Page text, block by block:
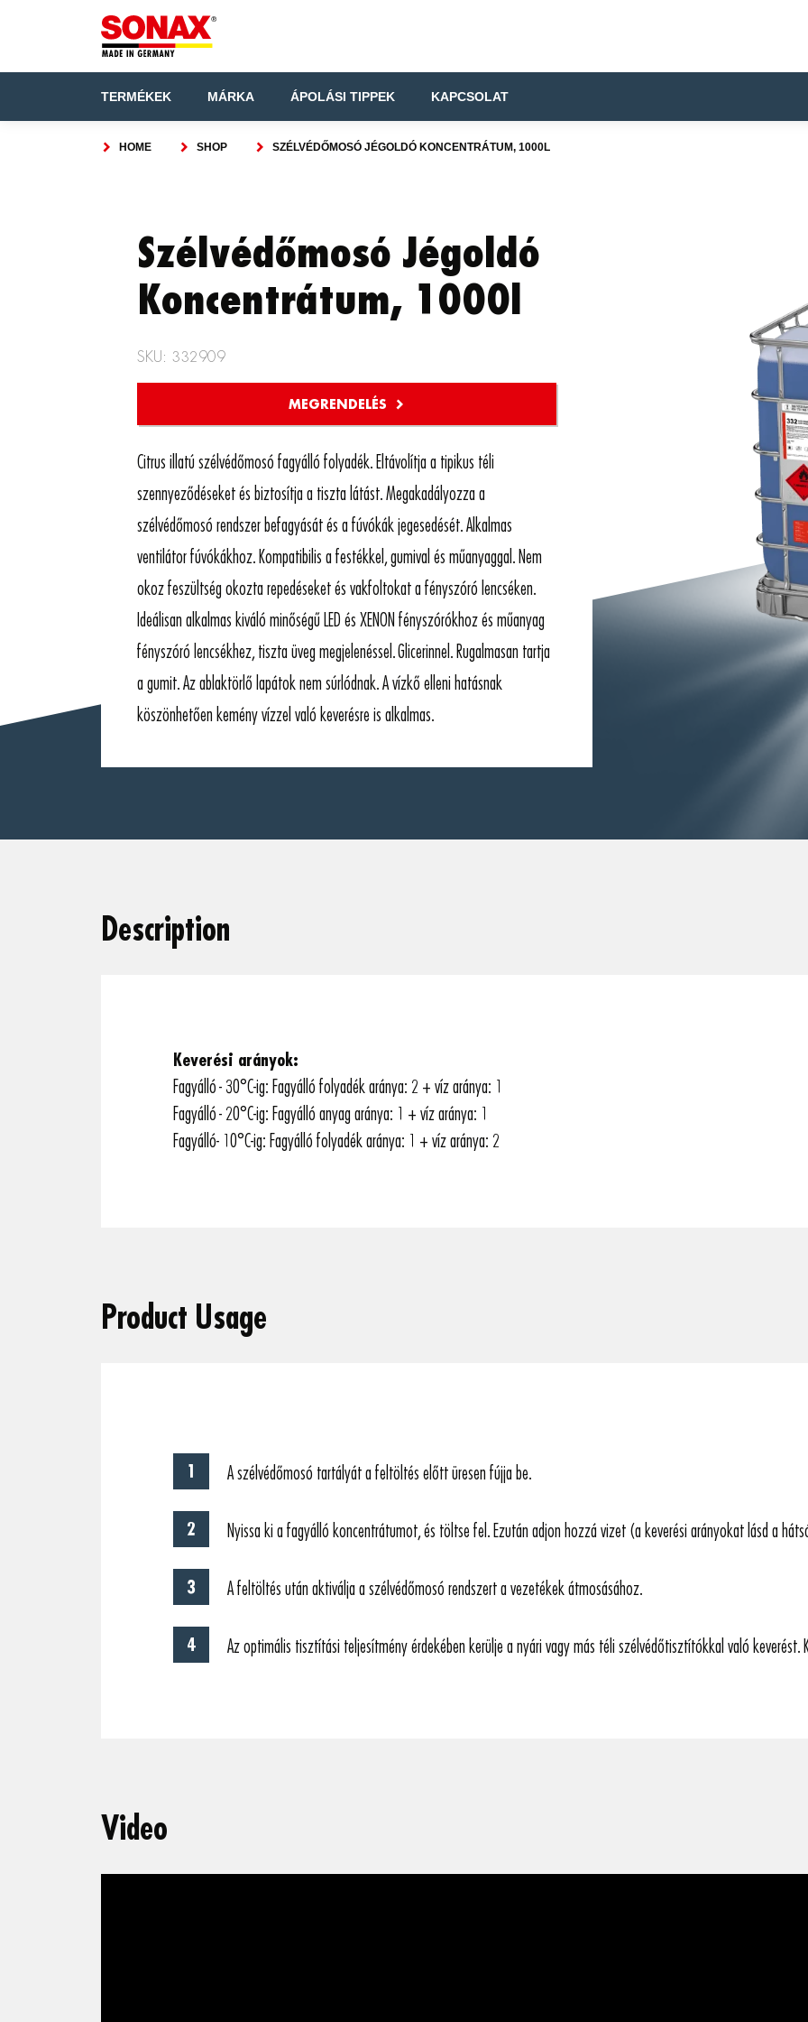
TERMÉKEK MÁRKA ÁPOLÁSI TIPPEK KAPCSOLAT
HOME SHOP SZÉLVÉDŐMOSÓ JÉGOLDÓ KONCENTRÁTUM, 1000L
Szélvédőmosó Jégoldó
Koncentrátum, 1000l
SKU: 332909
Citrus illatú szélvédőmosó fagyálló folyadék. Eltávolítja a tipikus téli
szennyeződéseket és biztosítja a tiszta látást. Megakadályozza a
szélvédőmosó rendszer befagyását és a fúvókák jegesedését. Alkalmas
ventilátor fúvókákhoz. Kompatibilis a festékkel, gumival és műanyaggal. Nem
okoz feszültség okozta repedéseket és vakfoltokat a fényszóró lencséken.
Ideálisan alkalmas kiváló minőségű LED és XENON fényszórókhoz és műanyag
fényszóró lencsékhez, tiszta üveg megjelenéssel. Glicerinnel. Rugalmasan tartja
a gumit. Az ablaktörlő lapátok nem súrlódnak. A vízkő elleni hatásnak
köszönhetően kemény vízzel való keverésre is alkalmas.
Description
Keverési arányok:
Fagyálló - 30°C-ig: Fagyálló folyadék aránya: 2 + víz aránya: 1
Fagyálló - 20°C-ig: Fagyálló anyag aránya: 1 + víz aránya: 1
Fagyálló- 10°C-ig: Fagyálló folyadék aránya: 1 + víz aránya: 2
Product Usage
A szélvédőmosó tartályát a feltöltés előtt üresen fújja be.
Nyissa ki a fagyálló koncentrátumot, és töltse fel. Ezután adjon hozzá vizet (a keverési arányokat lásd a
A feltöltés után aktiválja a szélvédőmosó rendszert a vezetékek átmosásához.
Az optimális tisztítási teljesítmény érdekében kerülje a nyári vagy más téli szélvédőtisztítókkal való keverést.
Video